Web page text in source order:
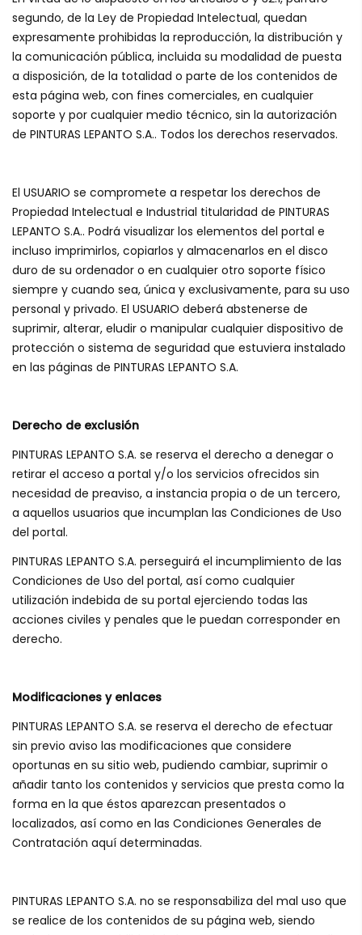
segundo, de la Ley de Propiedad Intelectual, quedan
expresamente prohibidas la reproducción, la distribución y
la comunicación pública, incluida su modalidad de puesta
a disposición, de la totalidad o parte de los contenidos de
esta página web, con fines comerciales, en cualquier
soporte y por cualquier medio técnico, sin la autorización
de PINTURAS LEPANTO S.A.. Todos los derechos reservados.
El USUARIO se compromete a respetar los derechos de
Propiedad Intelectual e Industrial titularidad de PINTURAS
LEPANTO S.A.. Podrá visualizar los elementos del portal e
incluso imprimirlos, copiarlos y almacenarlos en el disco
duro de su ordenador o en cualquier otro soporte físico
siempre y cuando sea, única y exclusivamente, para su uso
personal y privado. El USUARIO deberá abstenerse de
suprimir, alterar, eludir o manipular cualquier dispositivo de
protección o sistema de seguridad que estuviera instalado
en las páginas de PINTURAS LEPANTO S.A.
Derecho de exclusión
PINTURAS LEPANTO S.A. se reserva el derecho a denegar o
retirar el acceso a portal y/o los servicios ofrecidos sin
necesidad de preaviso, a instancia propia o de un tercero,
a aquellos usuarios que incumplan las Condiciones de Uso
del portal.
PINTURAS LEPANTO S.A. perseguirá el incumplimiento de las
Condiciones de Uso del portal, así como cualquier
utilización indebida de su portal ejerciendo todas las
acciones civiles y penales que le puedan corresponder en
derecho.
Modificaciones y enlaces
PINTURAS LEPANTO S.A. se reserva el derecho de efectuar
sin previo aviso las modificaciones que considere
oportunas en su sitio web, pudiendo cambiar, suprimir o
añadir tanto los contenidos y servicios que presta como la
forma en la que éstos aparezcan presentados o
localizados, así como en las Condiciones Generales de
Contratación aquí determinadas.
PINTURAS LEPANTO S.A. no se responsabiliza del mal uso que
se realice de los contenidos de su página web, siendo